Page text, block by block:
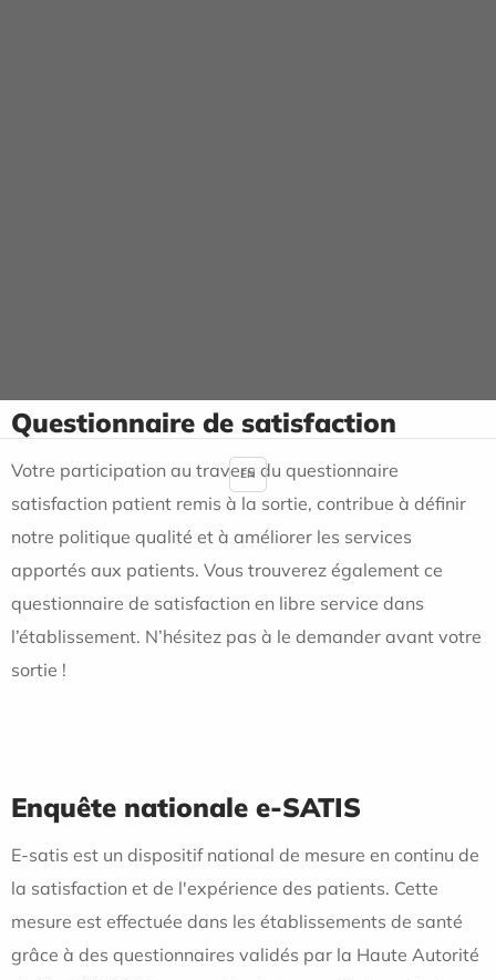
Questionnaire de satisfaction
Votre participation au travers du questionnaire
satisfaction patient remis à la sortie, contribue à définir
notre politique qualité et à améliorer les services
apportés aux patients. Vous trouverez également ce
questionnaire de satisfaction en libre service dans
l’établissement. N’hésitez pas à le demander avant votre
sortie !
Enquête nationale e-SATIS
E-satis est un dispositif national de mesure en continu de
la satisfaction et de l'expérience des patients. Cette
mesure est effectuée dans les établissements de santé
grâce à des questionnaires validés par la Haute Autorité
EN